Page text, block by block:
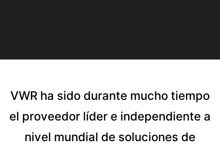
VWR ha sido durante mucho tiempo
el proveedor líder e independiente a
nivel mundial de soluciones de